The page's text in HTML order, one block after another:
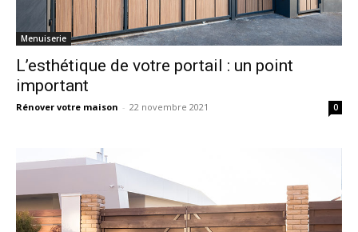
Menuiserie
L’esthétique de votre portail : un point
important
Rénover votre maison - 22 novembre 2021 0